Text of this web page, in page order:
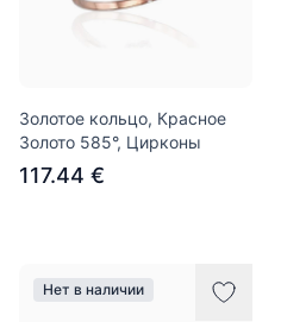
Золотое кольцо, Красное
Золото 585°, Цирконы
117.44 €
Нет в наличии